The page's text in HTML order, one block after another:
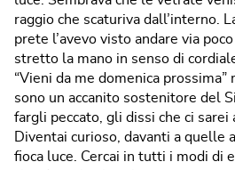
raggio che scaturiva dall’interno.
prete l’avevo visto andare via
stretto la mano in senso di
“Vieni da me domenica prossima”
sono un accanito sostenitore del
fargli peccato, gli dissi che ci sarei
Diventai curioso, davanti a quelle
fioca luce. Cercai in tutti i modi di